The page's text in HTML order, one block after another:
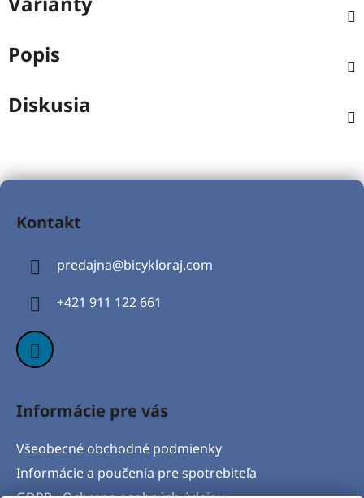
Popis
Diskusia
Z
Kontakt
predajna@bicykloraj.com
+421 911 122 661
Informácie pre vás
Všeobecné obchodné podmienky
Informácie a poučenia pre spotrebiteľa